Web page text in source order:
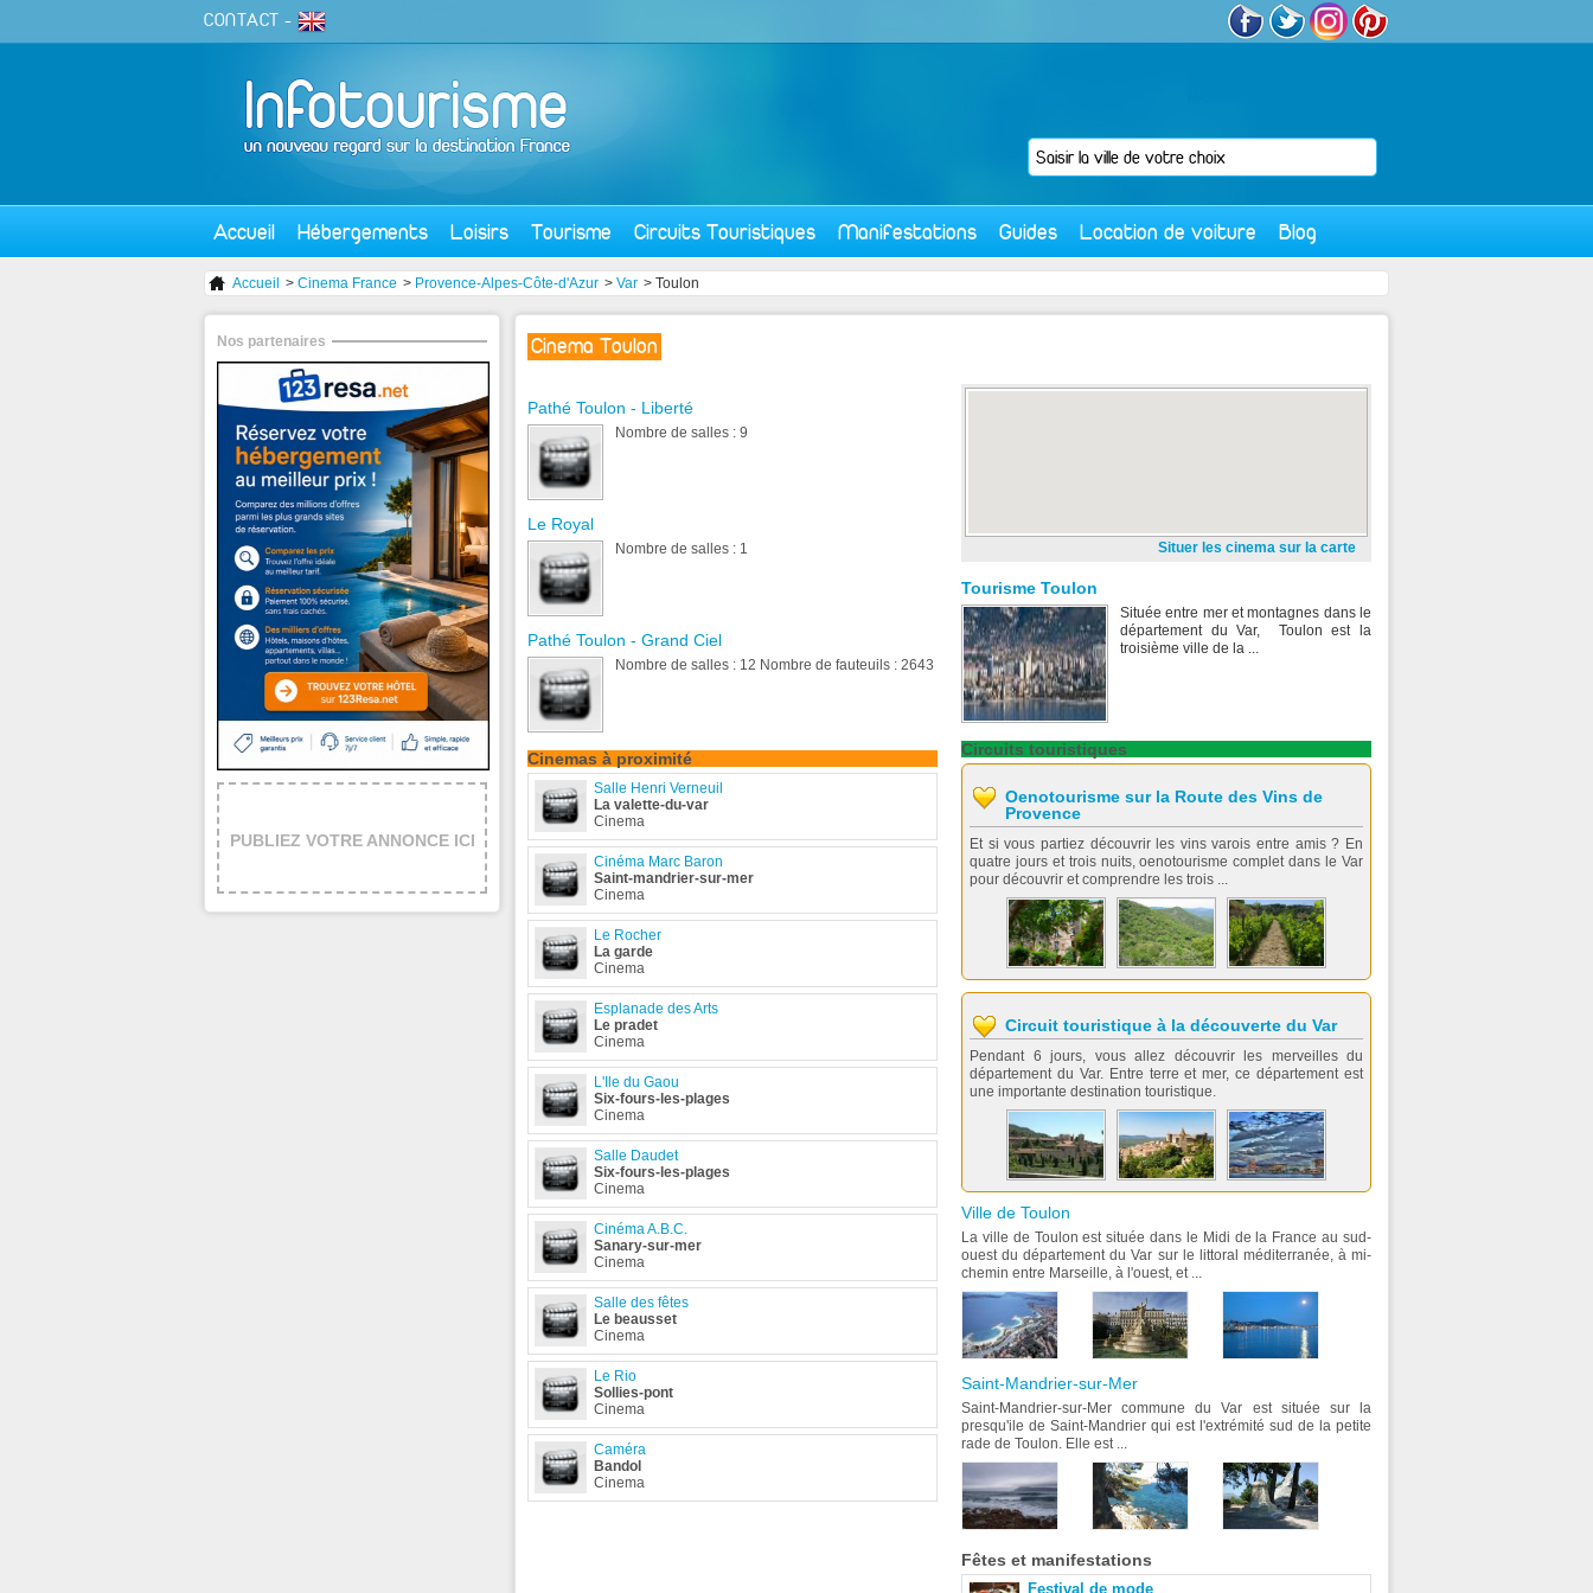
CONTACT -
Accueil Hébergements Loisirs Tourisme Circuits Touristiques Manifestations Guides Location de voiture Blog
Accueil > Cinema France > Provence-Alpes-Côte-d'Azur > Var > Toulon
Cinema Toulon
Pathé Toulon - Liberté
Nombre de salles : 9
Le Royal
Nombre de salles : 1
Pathé Toulon - Grand Ciel
Nombre de salles : 12 Nombre de fauteuils : 2643
Cinemas à proximité
Salle Henri Verneuil
La valette-du-var
Cinema
Cinéma Marc Baron
Saint-mandrier-sur-mer
Cinema
Le Rocher
La garde
Cinema
Esplanade des Arts
Le pradet
Cinema
L'Ile du Gaou
Six-fours-les-plages
Cinema
Salle Daudet
Six-fours-les-plages
Cinema
Cinéma A.B.C.
Sanary-sur-mer
Cinema
Salle des fêtes
Le beausset
Cinema
Le Rio
Sollies-pont
Cinema
Caméra
Bandol
Cinema
Situer les cinema sur la carte
Tourisme Toulon
Située entre mer et montagnes dans le
département du Var, Toulon est la
troisième ville de la ...
Circuits touristiques
Oenotourisme sur la Route des Vins de
Provence
Et si vous partiez découvrir les vins varois entre amis ? En
quatre jours et trois nuits, oenotourisme complet dans le Var
pour découvrir et comprendre les trois ...
Circuit touristique à la découverte du Var
Pendant 6 jours, vous allez découvrir les merveilles du
département du Var. Entre terre et mer, ce département est
une importante destination touristique.
Ville de Toulon
La ville de Toulon est située dans le Midi de la France au sud-
ouest du département du Var sur le littoral méditerranée, à mi-
chemin entre Marseille, à l'ouest, et ...
Saint-Mandrier-sur-Mer
Saint-Mandrier-sur-Mer commune du Var est située sur la
presqu'ile de Saint-Mandrier qui est l'extrémité sud de la petite
rade de Toulon. Elle est ...
Fêtes et manifestations
Festival de mode
Nos partenaires
PUBLIEZ VOTRE ANNONCE ICI